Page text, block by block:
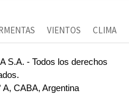
VIENTOS CLIMA
S.A. - Todos los derechos
A, CABA, Argentina